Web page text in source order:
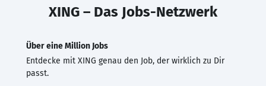
XING – Das Jobs-Netzwerk
Über eine Million Jobs
Entdecke mit XING genau den Job, der wirklich zu Dir
passt.